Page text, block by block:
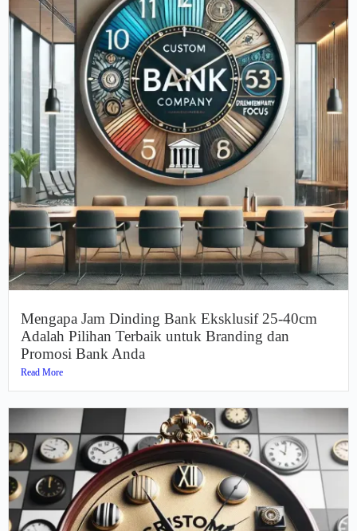
Mengapa Jam Dinding Bank Eksklusif 25-40cm
Adalah Pilihan Terbaik untuk Branding dan
Promosi Bank Anda
Read More